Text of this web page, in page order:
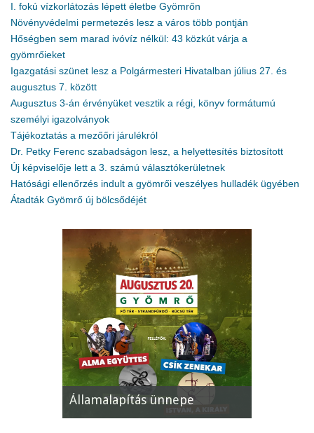
I. fokú vízkorlátozás lépett életbe Gyömrőn
Növényvédelmi permetezés lesz a város több pontján
Hőségben sem marad ivóvíz nélkül: 43 közkút várja a
gyömrőieket
Igazgatási szünet lesz a Polgármesteri Hivatalban július 27. és
augusztus 7. között
Augusztus 3-án érvényüket vesztik a régi, könyv formátumú
személyi igazolványok
Tájékoztatás a mezőőri járulékról
Dr. Petky Ferenc szabadságon lesz, a helyettesítés biztosított
Új képviselője lett a 3. számú választókerületnek
Hatósági ellenőrzés indult a gyömrői veszélyes hulladék ügyében
Átadták Gyömrő új bölcsődéjét
Államalapítás ünnepe